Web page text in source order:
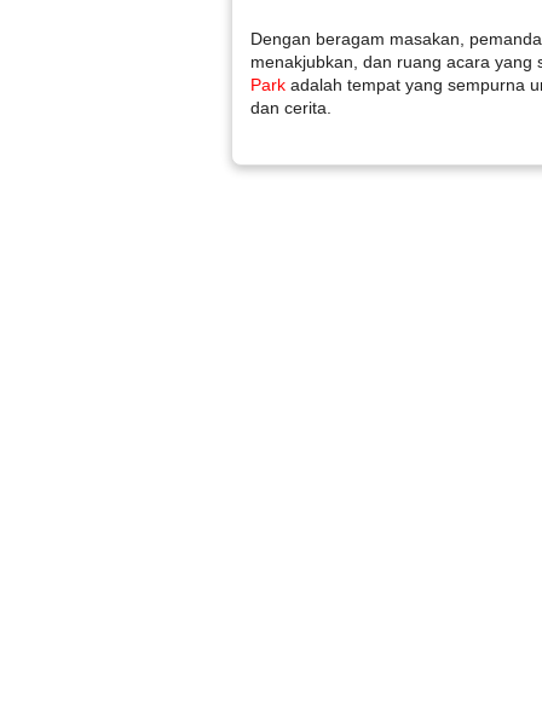
Dengan beragam masakan,
menakjubkan, dan ruang acara yang
Park adalah tempat yang sempurna
dan cerita.